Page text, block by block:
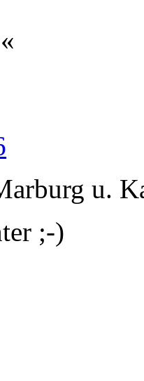
u.
;-)